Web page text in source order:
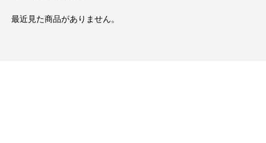
最近見た商品がありません。